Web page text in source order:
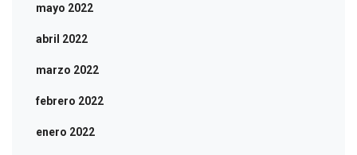
mayo 2022
abril 2022
marzo 2022
febrero 2022
enero 2022